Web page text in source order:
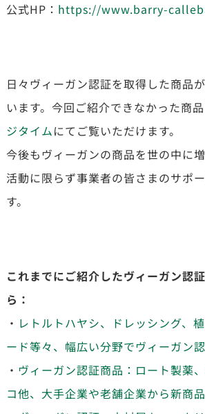
公式HP： https://www.barry-
日々ヴィーガン認証を取得した商品
います。今回ご紹介できなかった商
ジタイムにてご覧いただけます。
今後もヴィーガンの商品を世の中に
活動に限らず事業者の皆さまのサポ
す。
これまでにご紹介したヴィーガン認
ら：
・ レトルトハヤシ、ドレッシング、
ード等々、幅広い分野でヴィーガン
・ ヴィーガン認証商品：ロート製薬
コ他、大手企業や老舗企業から新商品